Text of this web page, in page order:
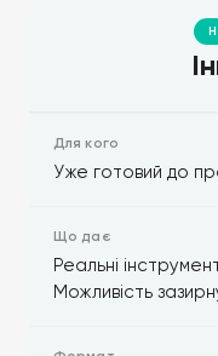
Уже готовий до
Реальні
Можливість